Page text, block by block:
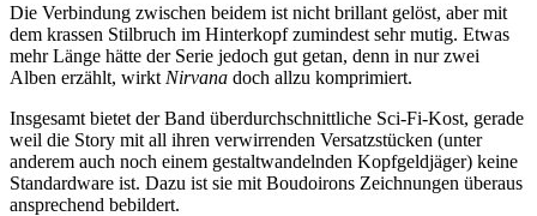
Die Verbindung zwischen beidem ist nicht brillant gelöst, aber mit
dem krassen Stilbruch im Hinterkopf zumindest sehr mutig. Etwas
mehr Länge hätte der Serie jedoch gut getan, denn in nur zwei
Alben erzählt, wirkt Nirvana doch allzu komprimiert.
Insgesamt bietet der Band überdurchschnittliche Sci-Fi-Kost, gerade
weil die Story mit all ihren verwirrenden Versatzstücken (unter
anderem auch noch einem gestaltwandelnden Kopfgeldjäger) keine
Standardware ist. Dazu ist sie mit Boudoirons Zeichnungen überaus
ansprechend bebildert.